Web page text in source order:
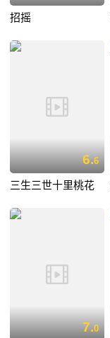
招摇
6.6
三生三世十里桃花
7.0